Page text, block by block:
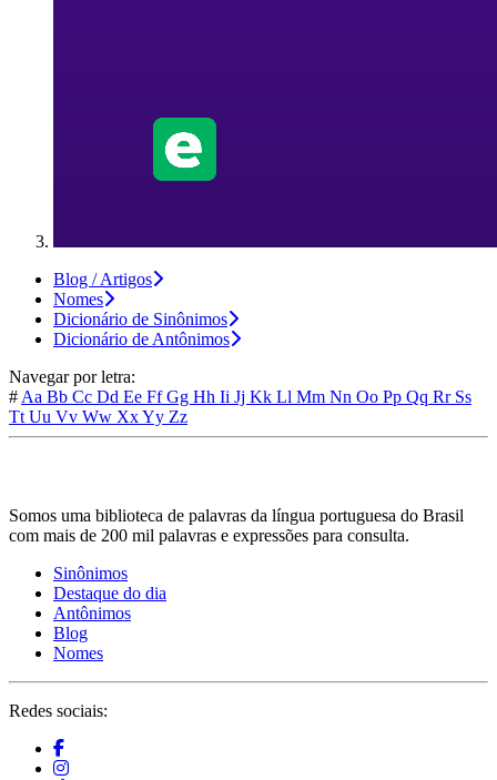
Blog / Artigos
Nomes
Dicionário de Sinônimos
Dicionário de Antônimos
Navegar por letra:
# Aa Bb Cc Dd Ee FfGg Hh Ii Jj Kk Ll Mm Nn Oo Pp Qq Rr Ss
Tt Uu Vv Ww XxYy Zz
Somos uma biblioteca de palavras da língua portuguesa do Brasil
com mais de 200 mil palavras e expressões para consulta.
Sinônimos
Destaque do dia
Antônimos
Blog
Nomes
Redes sociais: